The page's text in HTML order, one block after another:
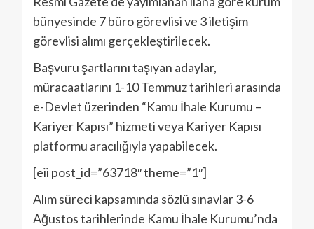
bünyesinde 7 büro görevlisi ve 3 iletişim
görevlisi alımı gerçekleştirilecek.
Başvuru şartlarını taşıyan adaylar,
müracaatlarını 1-10 Temmuz tarihleri arasında
e-Devlet üzerinden “Kamu İhale Kurumu –
Kariyer Kapısı” hizmeti veya Kariyer Kapısı
platformu aracılığıyla yapabilecek.
[eii post_id=”63718″ theme=”1″]
Alım süreci kapsamında sözlü sınavlar 3-6
Ağustos tarihlerinde Kamu İhale Kurumu’nda